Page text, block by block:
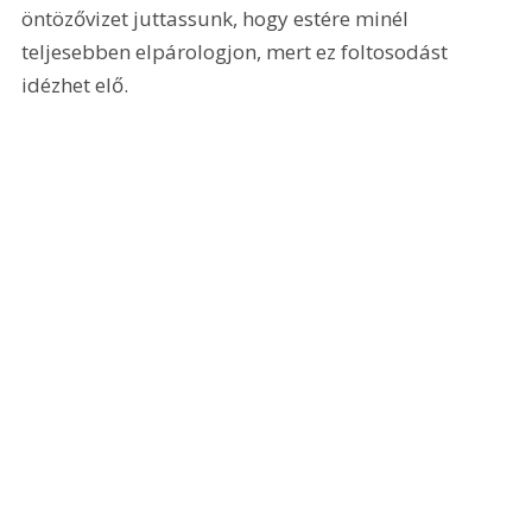
öntözővizet juttassunk, hogy estére minél
teljesebben elpárologjon, mert ez foltosodást
idézhet elő.